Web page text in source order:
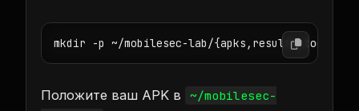
mkdir -p ~/mobilesec-lab/
Положите ваш APK в
~/mobilesec-